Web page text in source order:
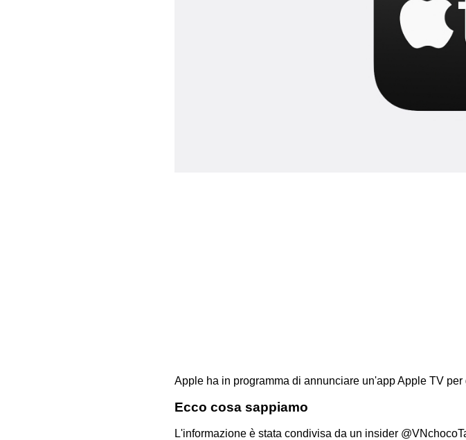
Apple ha in programma di annunciare un'app Apple TV
Ecco cosa sappiamo
L'informazione è stata condivisa da un insider